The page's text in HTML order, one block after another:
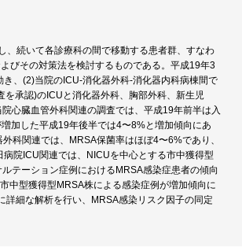
、続いて各診療科の間で移動する患者群、すなわ
びその対策法を検討するものである。平成19年3
、(2)当院のICU-消化器外科-消化器内科病棟間で
承認)のICUと消化器外科、胸部外科、新生児
心臓血管外科関連の調査では、平成19年前半は入
加した平成19年後半では4〜8%と増加傾向にあ
科関連では、MRSA保菌率はほぼ4〜6%であり、
院ICU関連では、NICUを中心とする市中獲得型
テーション症例におけるMRSA感染症患者の傾向
中型獲得型MRSA株による感染症例が増加傾向に
細な解析を行い、MRSA感染リスク因子の同定